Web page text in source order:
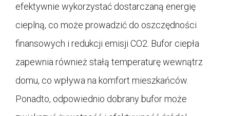
efektywnie wykorzystać dostarczaną energię
cieplną, co może prowadzić do oszczędności
finansowych i redukcji emisji CO2. Bufor ciepła
zapewnia również stałą temperaturę wewnątrz
domu, co wpływa na komfort mieszkańców.
Ponadto, odpowiednio dobrany bufor może